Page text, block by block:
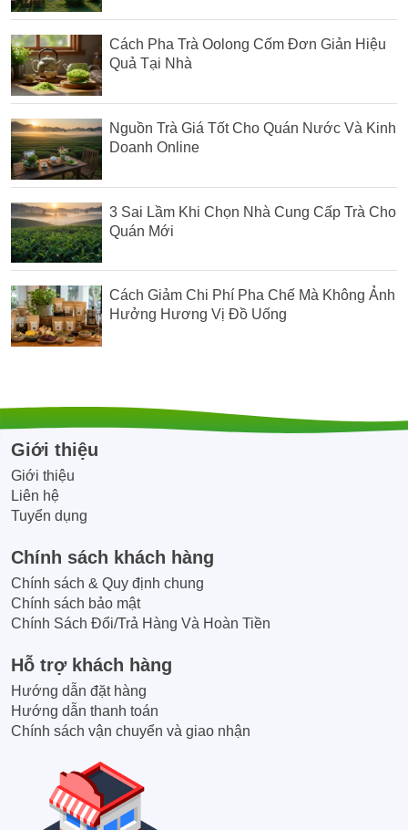
Cách Pha Trà Oolong Cốm Đơn Giản Hiệu
Quả Tại Nhà
Nguồn Trà Giá Tốt Cho Quán Nước Và Kinh
Doanh Online
3 Sai Lầm Khi Chọn Nhà Cung Cấp Trà Cho
Quán Mới
Cách Giảm Chi Phí Pha Chế Mà Không Ảnh
Hưởng Hương Vị Đồ Uống
Giới thiệu
Giới thiệu
Liên hệ
Tuyển dụng
Chính sách khách hàng
Chính sách & Quy định chung
Chính sách bảo mật
Chính Sách Đổi/Trả Hàng Và Hoàn Tiền
Hỗ trợ khách hàng
Hướng dẫn đặt hàng
Hướng dẫn thanh toán
Chính sách vận chuyển và giao nhận